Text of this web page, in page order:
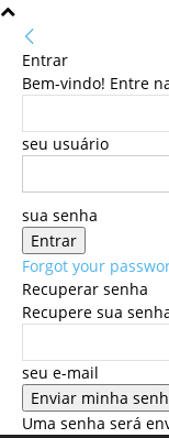
Entrar
Bem-vindo! Entre
seu usuário
sua senha
Forgot your
Recuperar senha
Recupere sua
seu e-mail
Uma senha será